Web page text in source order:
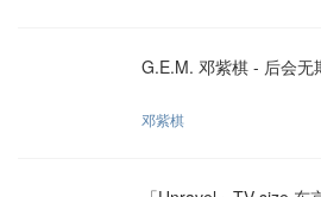
G.E.M. 邓紫棋 - 后会无
邓紫棋